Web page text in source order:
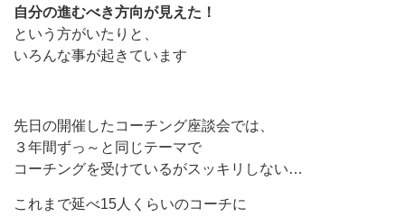
自分の進むべき方向が見えた！
という方がいたりと、
いろんな事が起きています
先日の開催したコーチング座談会では、
３年間ずっ～と同じテーマで
コーチングを受けているがスッキリしない…
これまで延べ15人くらいのコーチに